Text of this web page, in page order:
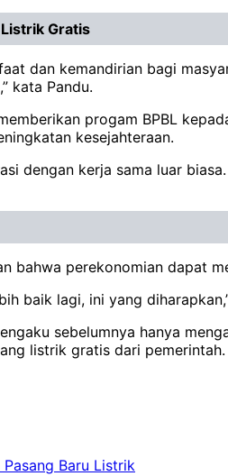
Gratis
dan kemandirian bagi
kata Pandu.
progam BPBL
kesejahteraan.
dengan kerja sama luar
bahwa perekonomian dapat
baik lagi, ini yang
sebelumnya hanya
listrik gratis dari pemerintah.
Baru Listrik